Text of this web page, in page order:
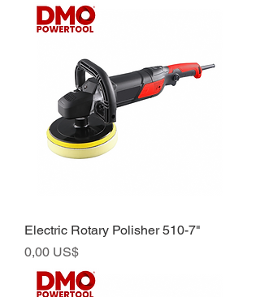
Electric Rotary Polisher 510-7"
Preço
0,00 US$